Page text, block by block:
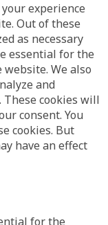
experience
Out of these
as necessary
essential for the
We also
and
cookies will
consent. You
cookies. But
have an effect
for the